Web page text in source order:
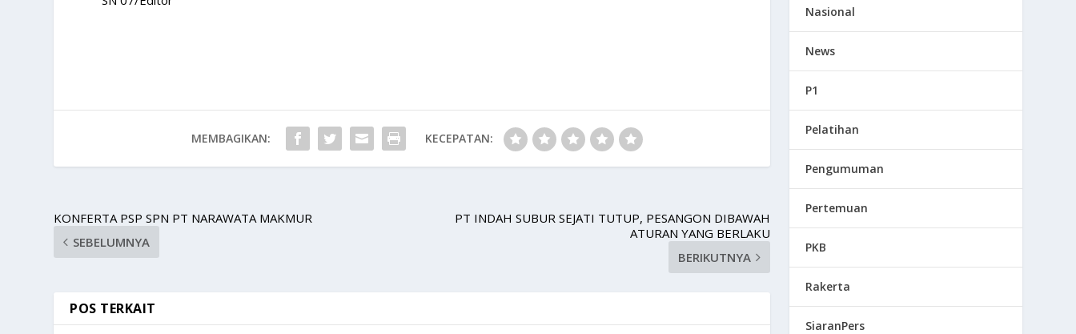
MEMBAGIKAN: KECEPATAN:
KONFERTA PSP SPN PT NARAWATA MAKMUR
SEBELUMNYA
PT INDAH SUBUR SEJATI TUTUP, PESANGON DIBAWAH
ATURAN YANG BERLAKU
BERIKUTNYA
POS TERKAIT
Nasional
News
P1
Pelatihan
Pengumuman
Pertemuan
PKB
Rakerta
SiaranPers